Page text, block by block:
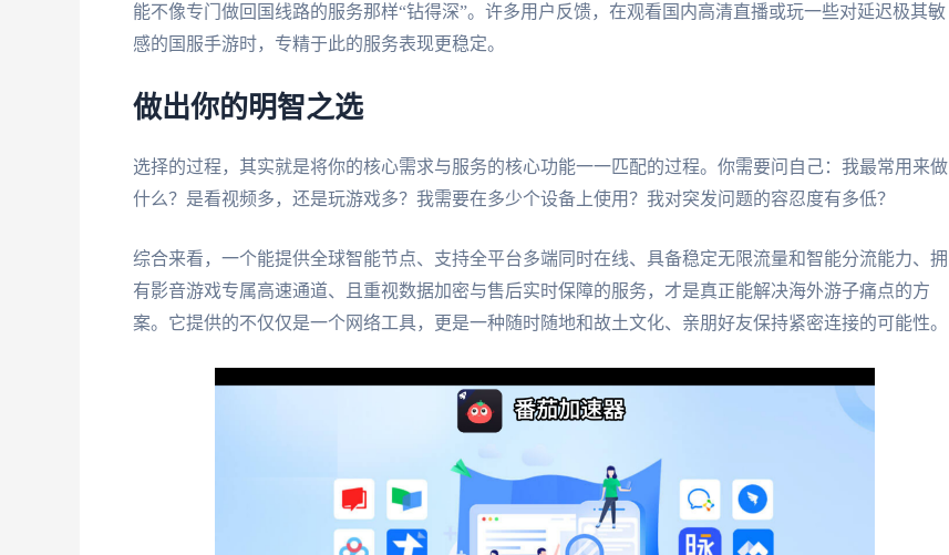
能不像专门做回国线路的服务那样“钻得深”。许多用户反馈，在观看国内高清直播或玩一些对延迟极其敏
感的国服手游时，专精于此的服务表现更稳定。
做出你的明智之选
选择的过程，其实就是将你的核心需求与服务的核心功能一一匹配的过程。你需要问自己：我最常用来做
什么？是看视频多，还是玩游戏多？我需要在多少个设备上使用？我对突发问题的容忍度有多低？
综合来看，一个能提供全球智能节点、支持全平台多端同时在线、具备稳定无限流量和智能分流能力、拥
有影音游戏专属高速通道、且重视数据加密与售后实时保障的服务，才是真正能解决海外游子痛点的方
案。它提供的不仅仅是一个网络工具，更是一种随时随地和故土文化、亲朋好友保持紧密连接的可能性。